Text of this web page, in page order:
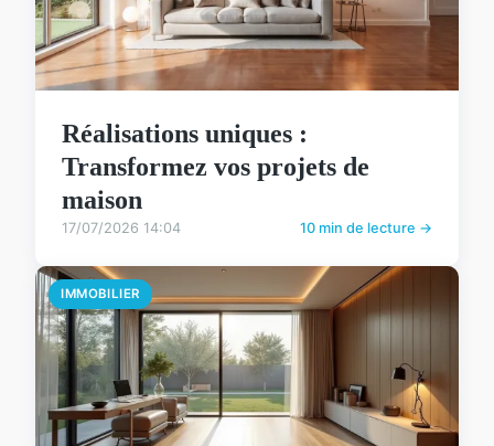
Réalisations uniques :
Transformez vos projets de
maison
17/07/2026 14:04 10 min de lecture →
IMMOBILIER